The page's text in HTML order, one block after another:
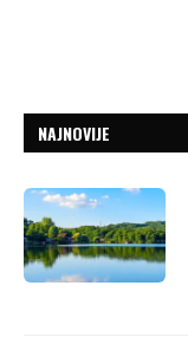
NAJNOVIJE